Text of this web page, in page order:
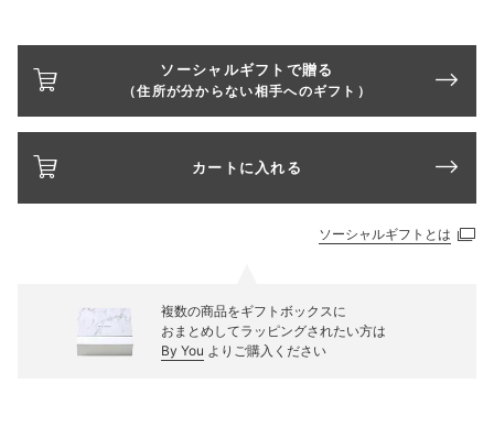
ソーシャルギフトで贈る
（住所が分からない相手へのギフト）
カートに入れる
ソーシャルギフトとは
複数の商品をギフトボックスに
おまとめしてラッピングされたい方は
By You よりご購入ください